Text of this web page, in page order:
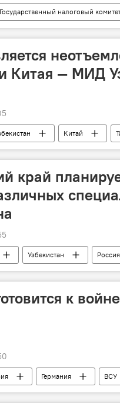
Государственный налоговый
Китая — МИД
Китай
край
Узбекистан Россия
Приморье
к
Германия ВСУ